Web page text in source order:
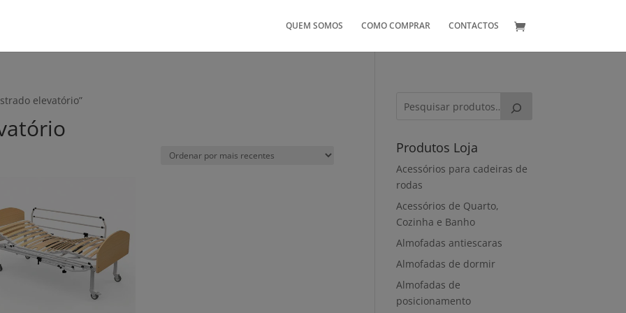
QUEM SOMOS COMO COMPRAR CONTACTOS
elevatório”
Produtos Loja
Acessórios para cadeiras de
rodas
Acessórios de Quarto,
Cozinha e Banho
Almofadas antiescaras
Almofadas de dormir
Almofadas de
posicionamento